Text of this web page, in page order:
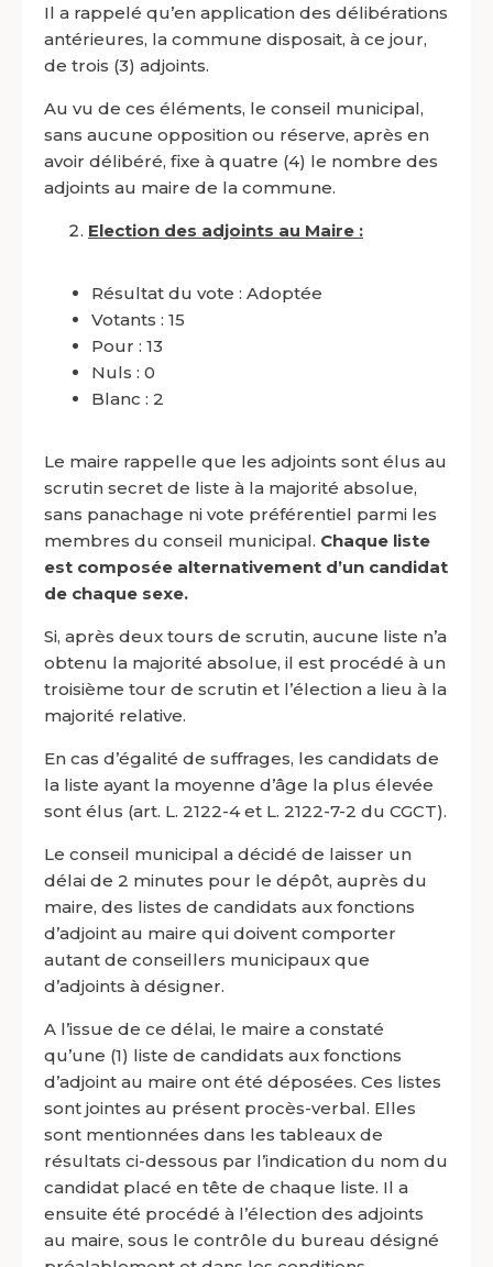
Il a rappelé qu’en application des délibérations
antérieures, la commune disposait, à ce jour,
de trois (3) adjoints.
Au vu de ces éléments, le conseil municipal,
sans aucune opposition ou réserve, après en
avoir délibéré, fixe à quatre (4) le nombre des
adjoints au maire de la commune.
Election des adjoints au Maire :
Résultat du vote : Adoptée
Votants : 15
Pour : 13
Nuls : 0
Blanc : 2
Le maire rappelle que les adjoints sont élus au
scrutin secret de liste à la majorité absolue,
sans panachage ni vote préférentiel parmi les
membres du conseil municipal. Chaque liste
est composée alternativement d’un candidat
de chaque sexe.
Si, après deux tours de scrutin, aucune liste n’a
obtenu la majorité absolue, il est procédé à un
troisième tour de scrutin et l’élection a lieu à la
majorité relative.
En cas d’égalité de suffrages, les candidats de
la liste ayant la moyenne d’âge la plus élevée
sont élus (art. L. 2122-4 et L. 2122-7-2 du CGCT).
Le conseil municipal a décidé de laisser un
délai de 2 minutes pour le dépôt, auprès du
maire, des listes de candidats aux fonctions
d’adjoint au maire qui doivent comporter
autant de conseillers municipaux que
d’adjoints à désigner.
A l’issue de ce délai, le maire a constaté
qu’une (1) liste de candidats aux fonctions
d’adjoint au maire ont été déposées. Ces listes
sont jointes au présent procès-verbal. Elles
sont mentionnées dans les tableaux de
résultats ci-dessous par l’indication du nom du
candidat placé en tête de chaque liste. Il a
ensuite été procédé à l’élection des adjoints
au maire, sous le contrôle du bureau désigné